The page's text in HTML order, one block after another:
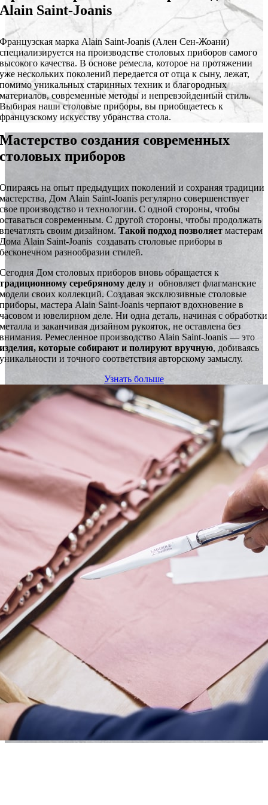
Alain Saint-Joanis
Французская марка Alain Saint-Joanis (Ален Сен-Жоани)
специализируется на производстве столовых приборов самого
высокого качества. В основе ремесла, которое на протяжении
уже нескольких поколений передается от отца к сыну, лежат,
помимо уникальных старинных техник и благородных
материалов, современные методы и непревзойденный стиль.
Выбирая наши столовые приборы, вы приобщаетесь к
французскому искусству убранства стола.
Мастерство создания современных
столовых приборов
Опираясь на опыт предыдущих поколений и сохраняя традиции
мастерства, Дом Alain Saint-Joanis регулярно совершенствует
свое производство и технологии. С одной стороны, чтобы
оставаться современным. С другой стороны, чтобы продолжать
впечатлять своим дизайном. Такой подход позволяетмастерам
Дома Alain Saint-Joanis создавать столовые приборы в
бесконечном разнообразии стилей.
Сегодня Дом столовых приборов вновь обращается к
традиционному серебряному делуи обновляет флагманские
модели своих коллекций. Создавая эксклюзивные столовые
приборы, мастера Alain Saint-Joanis черпают вдохновение в
часовом и ювелирном деле. Ни одна деталь, начиная с обработки
металла и заканчивая дизайном рукояток, не оставлена без
внимания. Ремесленное производство Alain Saint-Joanis — это
изделия,которые собирают и полируют вручную, добиваясь
уникальности и точного соответствия авторскому замыслу.
Узнать больше